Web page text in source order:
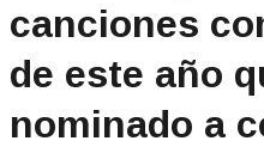
canciones
de este año
nominado a